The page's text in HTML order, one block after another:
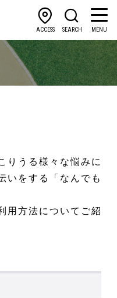
ACCESS SEARCH MENU
りうる様々な悩みに
いをする「なんでも
用方法についてご紹